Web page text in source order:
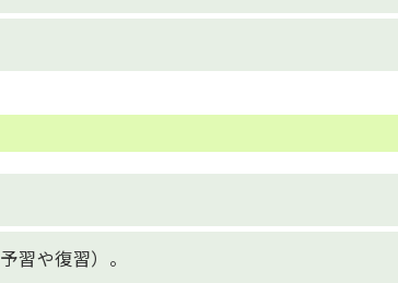
習や復習）。